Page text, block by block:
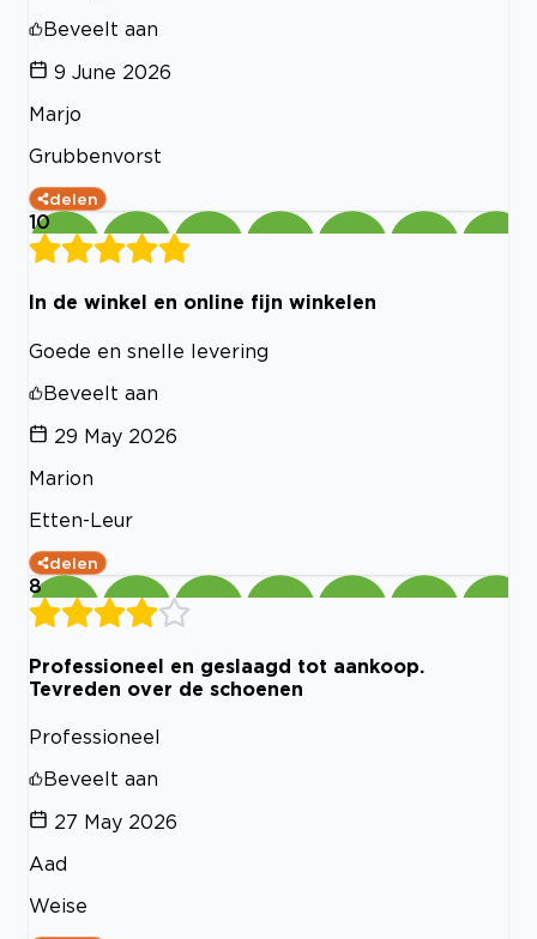
Beveelt aan
9 June 2026
Marjo
Grubbenvorst
delen
10
In de winkel en online fijn winkelen
Goede en snelle levering
Beveelt aan
29 May 2026
Marion
Etten-Leur
delen
8
Professioneel en geslaagd tot aankoop.
Tevreden over de schoenen
Professioneel
Beveelt aan
27 May 2026
Aad
Weise